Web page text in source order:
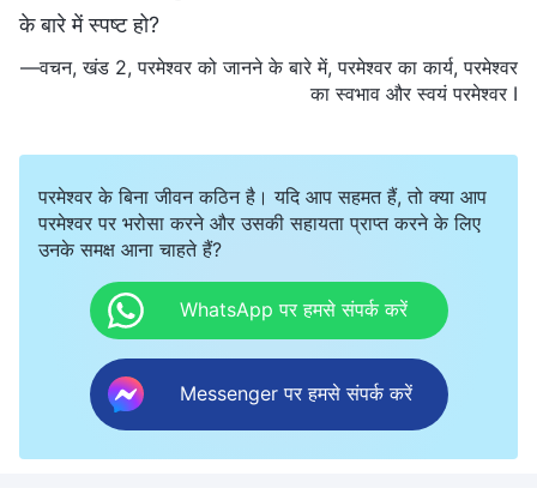
के बारे में स्पष्ट हो?
—वचन, खंड 2, परमेश्वर को जानने के बारे में, परमेश्वर का कार्य, परमेश्वर
का स्वभाव और स्वयं परमेश्वर I
परमेश्वर के बिना जीवन कठिन है। यदि आप सहमत हैं, तो क्या आप
परमेश्वर पर भरोसा करने और उसकी सहायता प्राप्त करने के लिए
उनके समक्ष आना चाहते हैं?
WhatsApp पर हमसे संपर्क करें
Messenger पर हमसे संपर्क करें